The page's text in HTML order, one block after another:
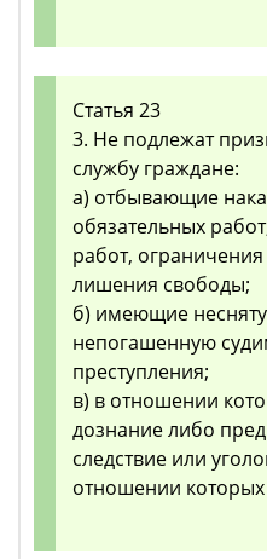
Статья 23
3. Не подлежат
службу граждане:
а) отбывающие
обязательных
работ,
лишения свободы;
б) имеющие
непогашенную
преступления;
в) в отношении
дознание либо
следствие или
отношении которых